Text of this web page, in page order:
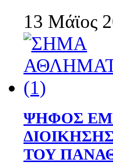
13 Μάϊος
ΨΗΦΟΣ
ΤΟΥ